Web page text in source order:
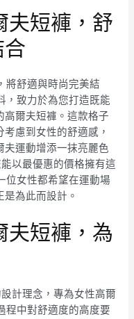
夫短褲，舒
將舒適與時尚完美結
，致力於為您打造既能
高爾夫短褲。這款格子
慮到女性的舒適感，
夫運動增添一抹亮麗色
以最優惠的價格擁有這
位女性都希望在運動場
是為此而設計。
夫短褲，為
計理念，專為女性高爾
程中對舒適度的高度要